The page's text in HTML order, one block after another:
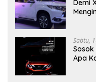
Demi
Sabtu,
Sosok
Apa